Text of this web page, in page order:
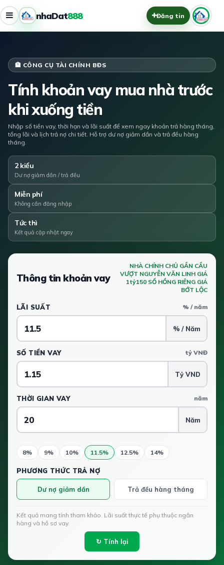
nhaDat888 Đăng tin
🏦 CÔNG CỤ TÀI CHÍNH BĐS
Tính khoản vay mua nhà trước
khi xuống tiền
Nhập số tiền vay, thời hạn và lãi suất để xem ngay khoản trả hàng tháng,
tổng lãi và lịch trả nợ chi tiết. Hỗ trợ dư nợ giảm dần và trả đều hàng
tháng.
2 kiểu
Dư nợ giảm dần / trả đều
Miễn phí
Không cần đăng nhập
Tức thì
Kết quả cập nhật ngay
Thông tin khoản vay
NHÀ CHÍNH CHỦ GẦN CẦU
VƯỢT NGUYỄN VĂN LINH GIÁ
1tỷ150 SỔ HỒNG RIÊNG GIÁ
BỚT LỘC
LÃI SUẤT % / năm
% / Năm
SỐ TIỀN VAY tỷ VNĐ
Tỷ VND
THỜI GIAN VAY năm
Năm
8% 9% 10% 11.5% 12.5% 14%
PHƯƠNG THỨC TRẢ NỢ
Dư nợ giảm dần Trả đều hàng tháng
Kết quả mang tính tham khảo. Lãi suất thực tế phụ thuộc ngân
hàng và hồ sơ vay.
↻ Tính lại